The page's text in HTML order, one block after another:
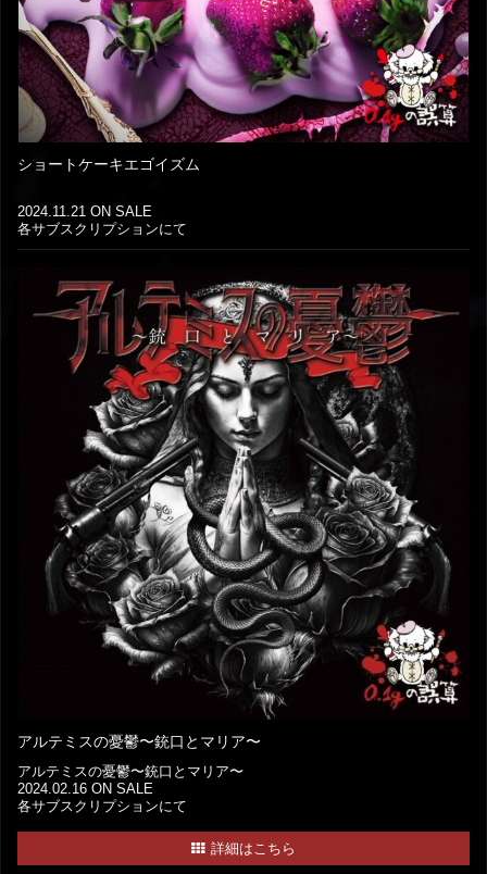
ショートケーキエゴイズム
2024.11.21 ON SALE
各サブスクリプションにて
アルテミスの憂鬱〜銃口とマリア〜
アルテミスの憂鬱〜銃口とマリア〜
2024.02.16 ON SALE
各サブスクリプションにて
詳細はこちら